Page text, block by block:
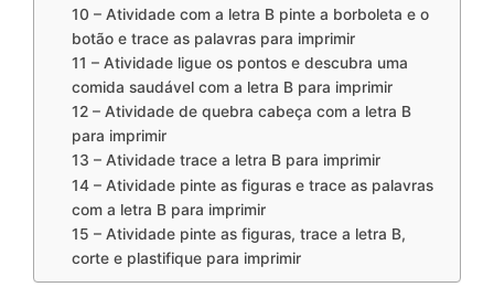
10 – Atividade com a letra B pinte a borboleta e o
botão e trace as palavras para imprimir
11 – Atividade ligue os pontos e descubra uma
comida saudável com a letra B para imprimir
12 – Atividade de quebra cabeça com a letra B
para imprimir
13 – Atividade trace a letra B para imprimir
14 – Atividade pinte as figuras e trace as palavras
com a letra B para imprimir
15 – Atividade pinte as figuras, trace a letra B,
corte e plastifique para imprimir